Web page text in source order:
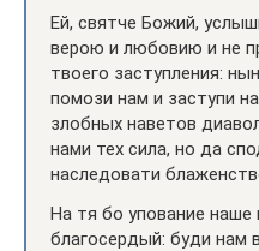
Ей, святче Божий,
верою и любовию и не
твоего заступления:
помози нам и заступи
злобных наветов
нами тех сила, но да
наследовати
На тя бо упование наше
благосердый: буди нам